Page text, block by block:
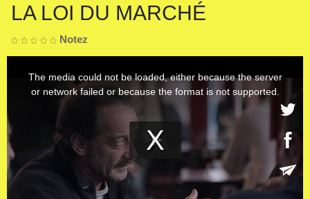
LA LOI DU MARCHÉ
Notez